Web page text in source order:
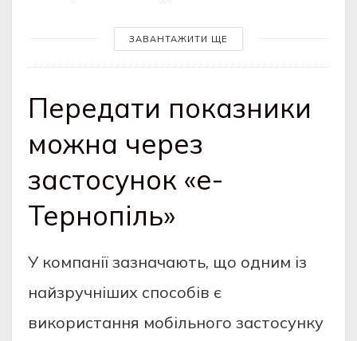
ЗАВАНТАЖИТИ ЩЕ
Передати показники
можна через
застосунок «е-
Тернопіль»
У компанії зазначають, що одним із
найзручніших способів є
використання мобільного застосунку